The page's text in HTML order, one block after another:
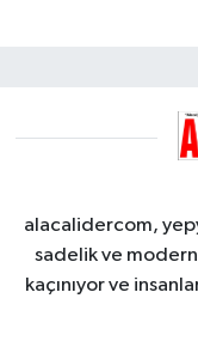
alacalidercom,
sadelik ve
kaçınıyor ve